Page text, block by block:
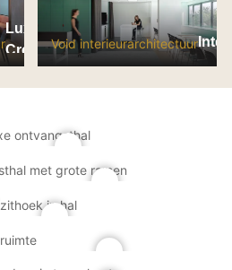
Luxe interieur kantoor
Creative Valley CS
Void interieurarchitectuur